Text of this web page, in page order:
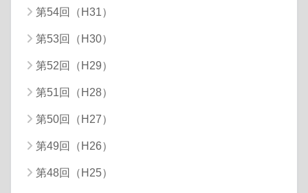
第54回（H31）
第53回（H30）
第52回（H29）
第51回（H28）
第50回（H27）
第49回（H26）
第48回（H25）